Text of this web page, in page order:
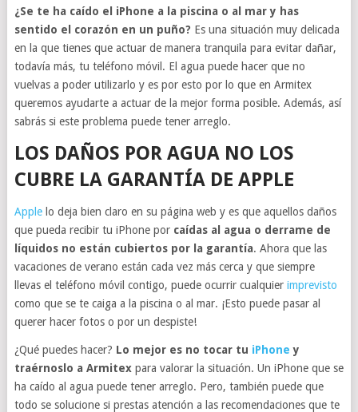
¿Se te ha caído el iPhone a la piscina o al mar y has
sentido el corazón en un puño? Es una situación muy delicada
en la que tienes que actuar de manera tranquila para evitar dañar,
todavía más, tu teléfono móvil. El agua puede hacer que no
vuelvas a poder utilizarlo y es por esto por lo que en Armitex
queremos ayudarte a actuar de la mejor forma posible. Además, así
sabrás si este problema puede tener arreglo.
LOS DAÑOS POR AGUA NO LOS
CUBRE LA GARANTÍA DE APPLE
Applelo deja bien claro en su página web y es que aquellos daños
que pueda recibir tu iPhone por caídas al agua o derrame de
líquidos no están cubiertos por la garantía. Ahora que las
vacaciones de verano están cada vez más cerca y que siempre
llevas el teléfono móvil contigo, puede ocurrir cualquier imprevisto
como que se te caiga a la piscina o al mar. ¡Esto puede pasar al
querer hacer fotos o por un despiste!
¿Qué puedes hacer? Lo mejor es no tocar tu iPhone y
traérnoslo a Armitexpara valorar la situación. Un iPhone que se
ha caído al agua puede tener arreglo. Pero, también puede que
todo se solucione si prestas atención a las recomendaciones que te